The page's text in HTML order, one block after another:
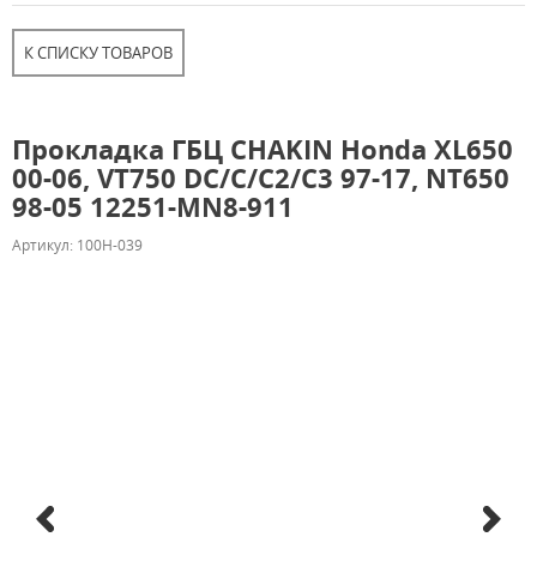
К СПИСКУ ТОВАРОВ
Прокладка ГБЦ CHAKIN Honda XL650
00-06, VT750 DC/C/C2/C3 97-17, NT650
98-05 12251-MN8-911
Артикул: 100H-039